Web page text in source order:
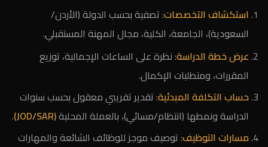
استكشاف التخصصات: تصفية بحسب الدولة (الأردن/
السعودية)، الجامعة، الكلية، مجال المهنة المستقبلي.
عرض خطة الدراسة: نظرة على الساعات الإجمالية، توزيع
المقررات، ومتطلبات الإكمال.
حساب التكلفة المبدئية: تقدير تقريبي معقول بحسب سنوات
الدراسة ونمطها (انتظام/مسائي)، بالعملة المحلية(JOD/SAR)
.
مسارات التوظيف: توصيف موجز للوظائف الشائعة والمهارات